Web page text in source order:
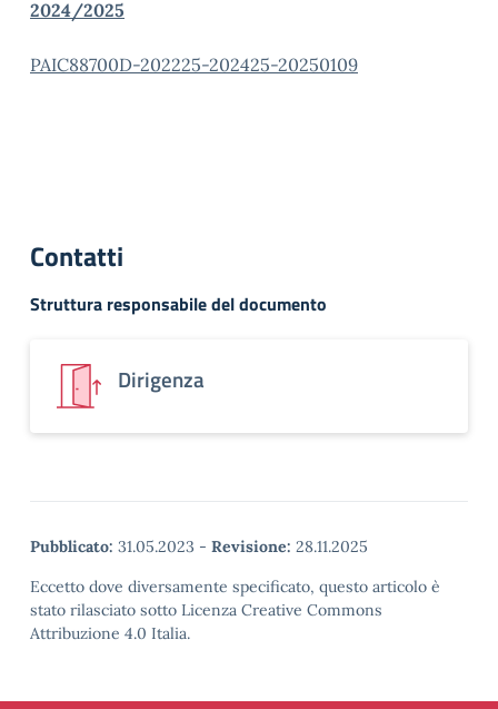
2024/2025
PAIC88700D-202225-202425-20250109
Contatti
Struttura responsabile del documento
Dirigenza
Pubblicato: 31.05.2023 - Revisione: 28.11.2025
Eccetto dove diversamente specificato, questo articolo è
stato rilasciato sotto Licenza Creative Commons
Attribuzione 4.0 Italia.